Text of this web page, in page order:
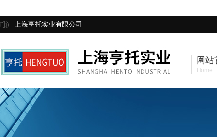
上海亨托实业有限公司
网站
Home